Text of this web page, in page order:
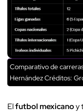
Comparativo de
HernándezCréditos:
Elfutbol mexicanoy